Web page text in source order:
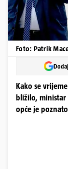
Foto: Patrik
Kako se
bližilo,
opće je